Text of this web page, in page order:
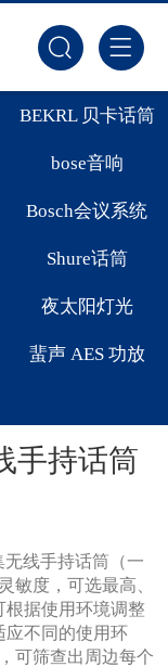
BEKRL 贝卡话筒
bose音响
Bosch会议系统
Shure话筒
夜太阳灯光
蜚声 AES 功放
手持话筒
无线手持话筒（一
敏度，可选最高、
根据使用环境调整
应不同的使用环
可筛查出周边每个